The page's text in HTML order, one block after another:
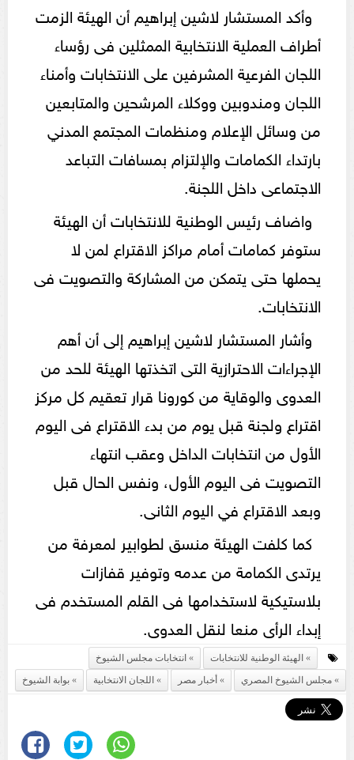
وأكد المستشار لاشين إبراهيم أن الهيئة الزمت
أطراف العملية الانتخابية الممثلين فى رؤساء
اللجان الفرعية المشرفين على الانتخابات وأمناء
اللجان ومندوبين ووكلاء المرشحين والمتابعين
من وسائل الإعلام ومنظمات المجتمع المدني
بارتداء الكمامات والإلتزام بمسافات التباعد
الاجتماعى داخل اللجنة.
واضاف رئيس الوطنية للانتخابات أن الهيئة
ستوفر كمامات أمام مراكز الاقتراع لمن لا
يحملها حتى يتمكن من المشاركة والتصويت فى
الانتخابات.
وأشار المستشار لاشين إبراهيم إلى أن أهم
الإجراءات الاحترازية التى اتخذتها الهيئة للحد من
العدوى والوقاية من كورونا قرار تعقيم كل مركز
اقتراع ولجنة قبل يوم من بدء الاقتراع فى اليوم
الأول من انتخابات الداخل وعقب انتهاء
التصويت فى اليوم الأول، ونفس الحال قبل
وبعد الاقتراع في اليوم الثانى.
كما كلفت الهيئة منسق لطوابير لمعرفة من
يرتدى الكمامة من عدمه وتوفير قفازات
بلاستيكية لاستخدامها فى القلم المستخدم فى
إبداء الرأى منعا لنقل العدوى.
الهيئة الوطنية للانتخابات
انتخابات مجلس الشيوخ
مجلس الشيوخ المصري
أخبار مصر اللجان الانتخابية بوابة الشيوخ